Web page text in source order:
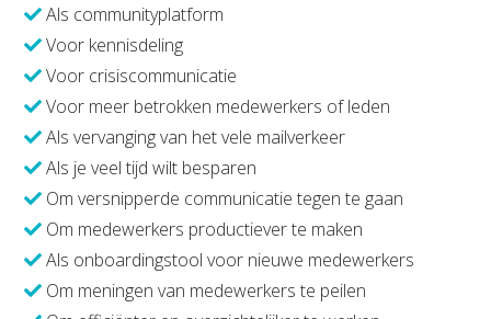
Als communityplatform
Voor kennisdeling
Voor crisiscommunicatie
Voor meer betrokken medewerkers of leden
Als vervanging van het vele mailverkeer
Als je veel tijd wilt besparen
Om versnipperde communicatie tegen te gaan
Om medewerkers productiever te maken
Als onboardingstool voor nieuwe medewerkers
Om meningen van medewerkers te peilen